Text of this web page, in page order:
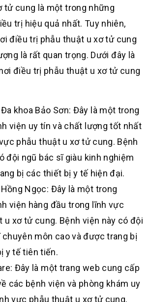
tử cung là một trong những
trị hiệu quả nhất. Tuy nhiên,
điều trị phẫu thuật u xơ tử cung
là rất quan trọng. Dưới đây là
điều trị phẫu thuật u xơ tử cung
khoa Bảo Sơn: Đây là một trong
viện uy tín và chất lượng tốt nhất
phẫu thuật u xơ tử cung. Bệnh
đội ngũ bác sĩ giàu kinh nghiệm
bị các thiết bị y tế hiện đại.
Ngọc: Đây là một trong
viện hàng đầu trong lĩnh vực
u xơ tử cung. Bệnh viện này có đội
chuyên môn cao và được trang bị
y tế tiên tiến.
Đây là một trang web cung cấp
các bệnh viện và phòng khám uy
vực phẫu thuật u xơ tử cung.